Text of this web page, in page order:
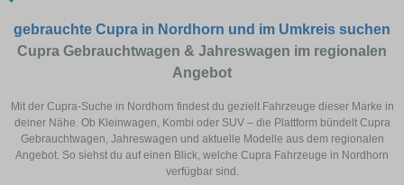
gebrauchte Cupra in Nordhorn und im Umkreis suchen
Cupra Gebrauchtwagen & Jahreswagen im regionalen
Angebot
Mit der Cupra-Suche in Nordhorn findest du gezielt Fahrzeuge dieser Marke in
deiner Nähe. Ob Kleinwagen, Kombi oder SUV – die Plattform bündelt Cupra
Gebrauchtwagen, Jahreswagen und aktuelle Modelle aus dem regionalen
Angebot. So siehst du auf einen Blick, welche Cupra Fahrzeuge in Nordhorn
verfügbar sind.